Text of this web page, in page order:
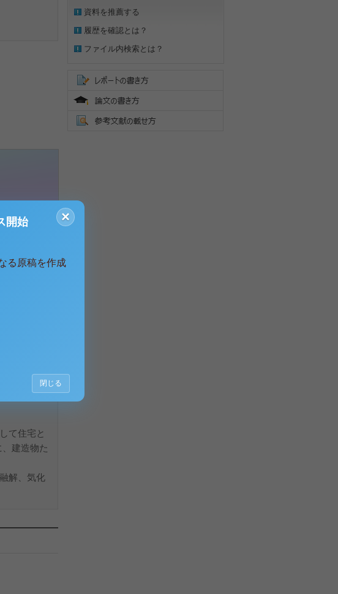
エレベ
当該エ
該エレ
。
て住宅と
建造物た
解、気化
資料を推薦する
履歴を確認とは？
ファイル内検索とは？
×
開始
る原稿を作成
閉じる